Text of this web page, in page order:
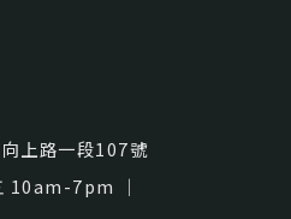
上路一段107號
10am-7pm ｜